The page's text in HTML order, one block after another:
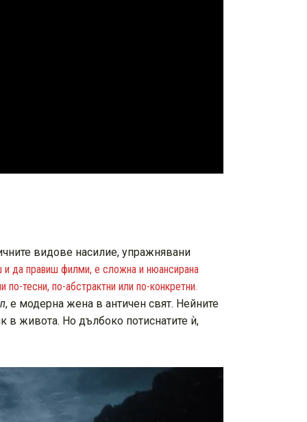
видове насилие, упражнявани
и да правиш филми, е сложна и нюансирана
тесни, по-абстрактни или по-конкретни.
, е модерна жена в античен свят. Нейните
в живота. Но дълбоко потиснатите ѝ,